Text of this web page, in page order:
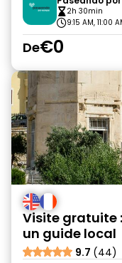
2h 30min
9:15 AM, 11:00
De€0
Visite gratuite
un guide local
9.7 (44)